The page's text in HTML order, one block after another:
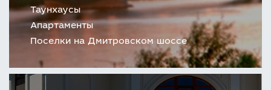
Таунхаусы
Апартаменты
Поселки на Дмитровском шоссе